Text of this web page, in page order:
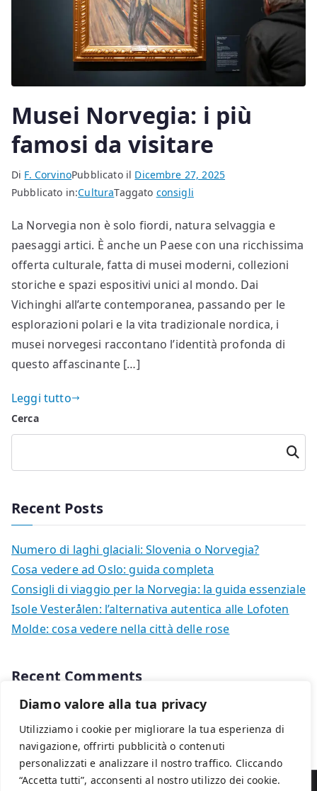
Diamo valore alla tua privacy
Utilizziamo i cookie per migliorare la tua esperienza di
navigazione, offrirti pubblicità o contenuti
personalizzati e analizzare il nostro traffico. Cliccando
“Accetta tutti”, acconsenti al nostro utilizzo dei cookie.
Musei Norvegia: i più
famosi da visitare
Di F. CorvinoPubblicato il Dicembre 27, 2025
Pubblicato in:CulturaTaggato consigli
La Norvegia non è solo fiordi, natura selvaggia e
paesaggi artici. È anche un Paese con una ricchissima
offerta culturale, fatta di musei moderni, collezioni
storiche e spazi espositivi unici al mondo. Dai
Vichinghi all’arte contemporanea, passando per le
esplorazioni polari e la vita tradizionale nordica, i
musei norvegesi raccontano l’identità profonda di
questo affascinante […]
Leggi tutto
Cerca
Cerca
Recent Posts
Numero di laghi glaciali: Slovenia o Norvegia?
Cosa vedere ad Oslo: guida completa
Consigli di viaggio per la Norvegia: la guida essenziale
Isole Vesterålen: l’alternativa autentica alle Lofoten
Molde: cosa vedere nella città delle rose
Recent Comments
Copyright © 2026Viaggi in Norvegia. Powered byZakra